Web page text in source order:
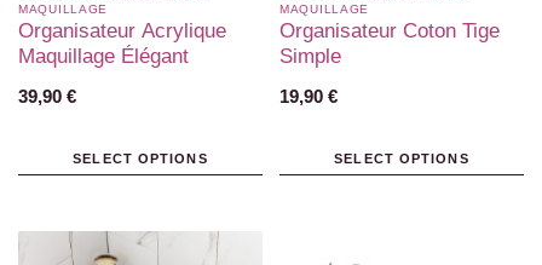
MAQUILLAGE
Organisateur Acrylique
Maquillage Élégant
39,90 €
SELECT OPTIONS
MAQUILLAGE
Organisateur Coton Tige
Simple
19,90 €
SELECT OPTIONS